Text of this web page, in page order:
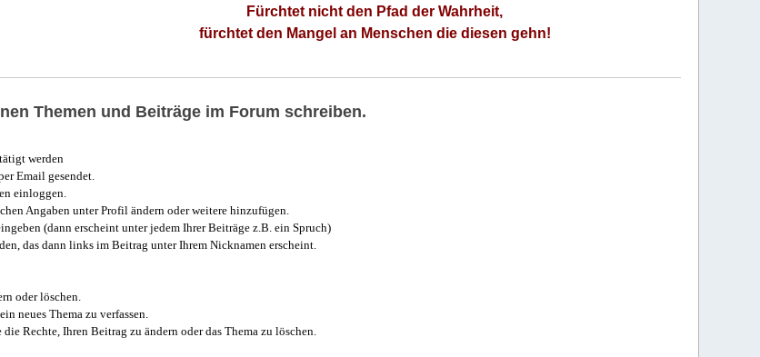
Fürchtet nicht den Pfad der Wahrheit,
fürchtet den Mangel an Menschen die diesen gehn!
Themen und Beiträge im Forum schreiben.
werden
Email gesendet.
einloggen.
Angaben unter Profil ändern oder weitere hinzufügen.
(dann erscheint unter jedem Ihrer Beiträge z.B. ein Spruch)
das dann links im Beitrag unter Ihrem Nicknamen erscheint.
oder löschen.
neues Thema zu verfassen.
Rechte, Ihren Beitrag zu ändern oder das Thema zu löschen.